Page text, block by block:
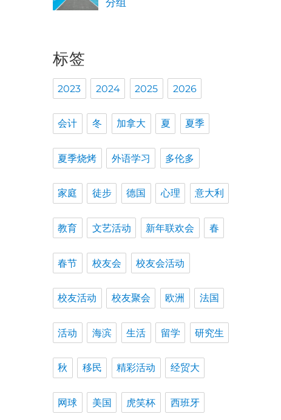
分组
标签
2023 2024 2025 2026
会计 冬 加拿大 夏 夏季
夏季烧烤 外语学习 多伦多
家庭 徒步 德国 心理 意大利
教育 文艺活动 新年联欢会 春
春节 校友会 校友会活动
校友活动 校友聚会 欧洲 法国
活动 海滨 生活 留学 研究生
秋 移民 精彩活动 经贸大
网球 美国 虎笑杯 西班牙